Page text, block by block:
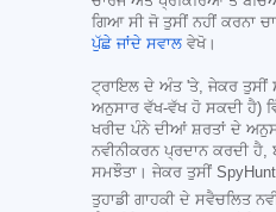
ਗਿਆ ਸੀ ਜੋ ਤੁਸੀਂ ਨਹੀਂ ਕਰਨਾ
ਪੁੱਛੇ ਜਾਂਦੇ ਸਵਾਲ ਵੇਖੋ।
ਟ੍ਰਾਇਲ ਦੇ ਅੰਤ 'ਤੇ, ਜੇਕਰ ਤੁਸੀਂ
ਅਨੁਸਾਰ ਵੱਖ-ਵੱਖ ਹੋ ਸਕਦੀ ਹੈ)
ਖਰੀਦ ਪੰਨੇ ਦੀਆਂ ਸ਼ਰਤਾਂ ਦੇ
ਨਵੀਨੀਕਰਨ ਪ੍ਰਦਾਨ ਕਰਦੀ
ਸਮਝੌਤਾ। ਜੇਕਰ ਤੁਸੀਂ
ਤੁਹਾਡੀ ਗਾਹਕੀ ਦੇ ਸਵੈਚਲਿਤ